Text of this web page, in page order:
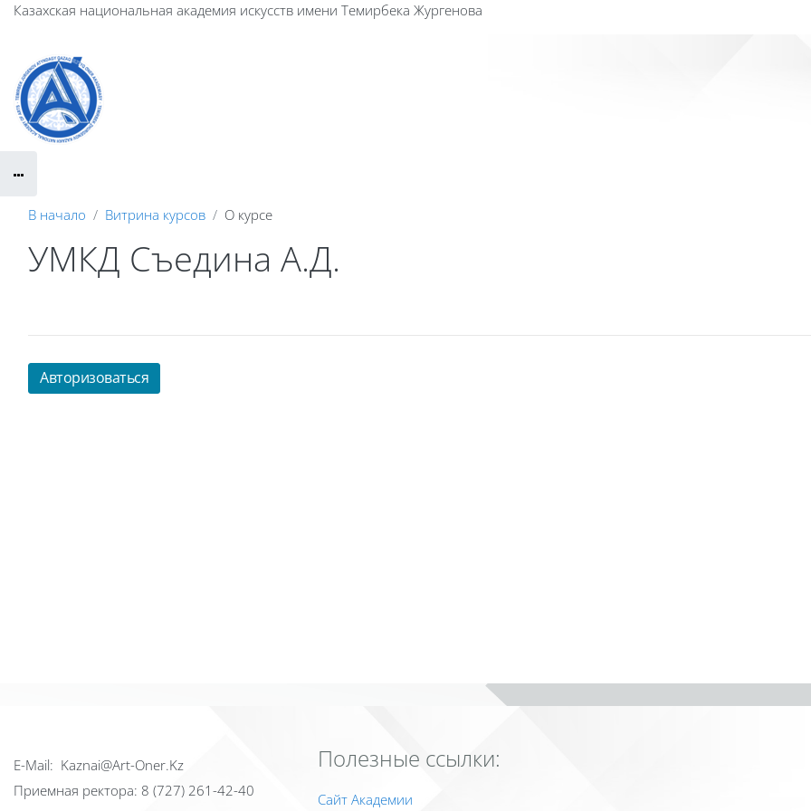
Перейти к основному содержанию
Казахская национальная академия искусств имени Темирбека Жургенова
В начало Витрина курсов О курсе
УМКД Съедина А.Д.
Авторизоваться
Е-Mail: Kaznai@Art-Oner.Kz
Приемная ректора: 8 (727) 261-42-40
Полезные ссылки:
Сайт Академии